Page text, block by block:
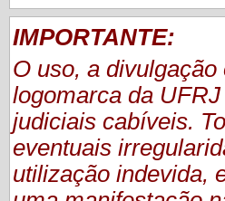
IMPORTANTE:
O uso, a
logomarca da
judiciais cabíveis.
eventuais
utilização indevida,